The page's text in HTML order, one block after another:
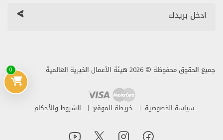
0 جميع الحقوق محفوظة © 2026 هيئة الأعمال الخيرية العالمية
سياسة الخصوصية خريطة الموقع الشروط والأحكام